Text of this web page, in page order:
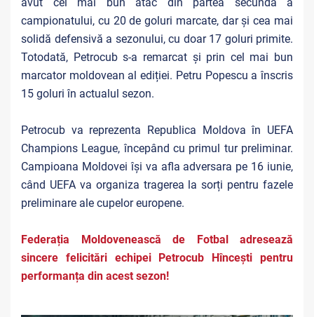
avut cel mai bun atac din partea secundă a
campionatului, cu 20 de goluri marcate, dar și cea mai
solidă defensivă a sezonului, cu doar 17 goluri primite.
Totodată, Petrocub s-a remarcat și prin cel mai bun
marcator moldovean al ediției. Petru Popescu a înscris
15 goluri în actualul sezon.
Petrocub va reprezenta Republica Moldova în UEFA
Champions League, începând cu primul tur preliminar.
Campioana Moldovei își va afla adversara pe 16 iunie,
când UEFA va organiza tragerea la sorți pentru fazele
preliminare ale cupelor europene.
Federația Moldovenească de Fotbal adresează
sincere felicitări echipei Petrocub Hîncești pentru
performanța din acest sezon!